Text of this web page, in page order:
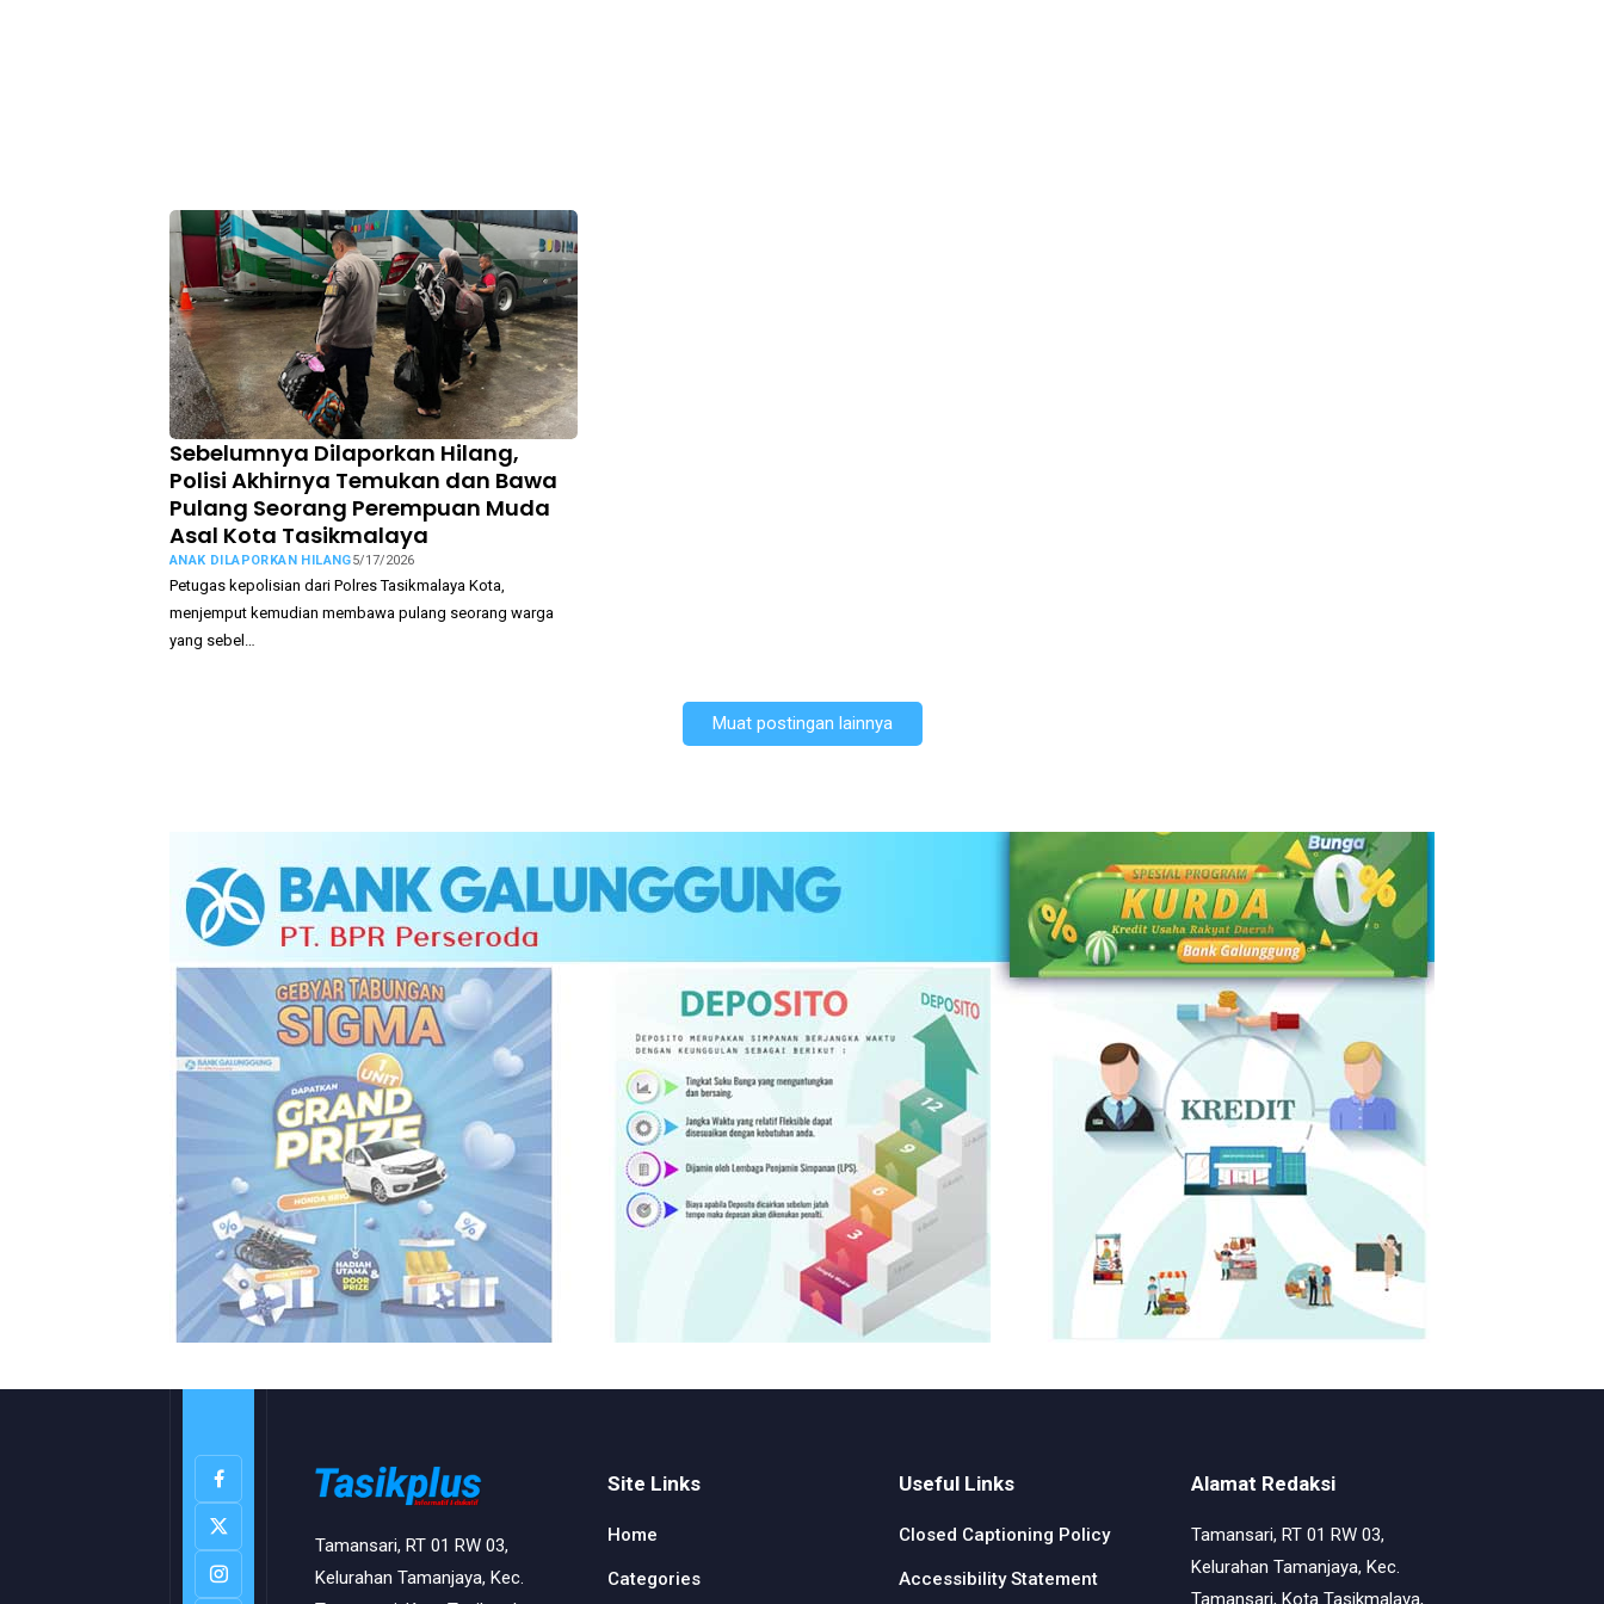
Sebelumnya Dilaporkan Hilang,
Polisi Akhirnya Temukan dan Bawa
Pulang Seorang Perempuan Muda
Asal Kota Tasikmalaya
ANAK DILAPORKAN HILANG5/17/2026
Petugas kepolisian dari Polres Tasikmalaya Kota,
menjemput kemudian membawa pulang seorang warga
yang sebel…
Muat postingan lainnya
Tamansari, RT 01 RW 03,
Kelurahan Tamanjaya, Kec.
Site Links
Home
Categories
Useful Links
Closed Captioning Policy
Accessibility Statement
Alamat Redaksi
Tamansari, RT 01 RW 03,
Kelurahan Tamanjaya, Kec.
Tamansari, Kota Tasikmalaya,